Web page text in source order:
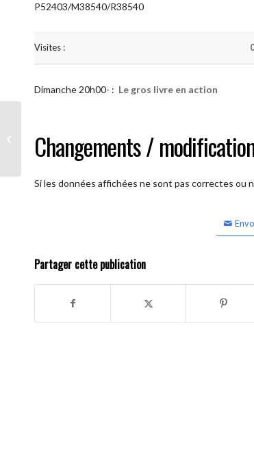
P52403/M38540/R38540
Visites :
Dimanche 20h00- : Le gros livre en action
Changements /
Si les données affichées ne sont pas correctes ou
Partager cette publication
action)